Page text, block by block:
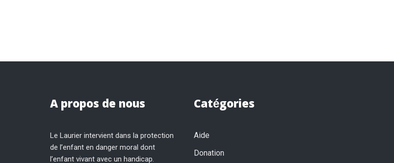
A propos de nous
Le Laurier intervient dans la protection
de l’enfant en danger moral dont
l’enfant vivant avec un handicap.
Catégories
Aide
Donation